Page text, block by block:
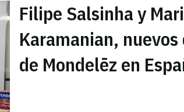
Filipe Salsinha y
Karamanian,
de Mondelēz en